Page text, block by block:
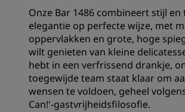
‌Onze Bar 1486 combineert stijl en
elegantie op perfecte wijze, met
oppervlakken en grote, hoge
wilt genieten van kleine
hebt in een verfrissend drankje,
toegewijde team staat klaar om
wensen te voldoen, geheel
Can!'-gastvrijheidsfilosofie.